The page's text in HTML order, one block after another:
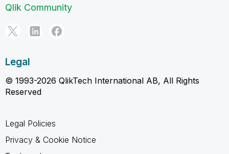
Qlik Community
Legal
© 1993-2026 QlikTech International AB, All Rights
Reserved
Legal Policies
Privacy & Cookie Notice